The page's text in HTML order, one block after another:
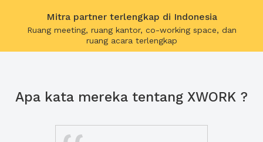
Mitra partner terlengkap di Indonesia
Ruang meeting, ruang kantor, co-working space, dan
ruang acara terlengkap
Apa kata mereka tentang XWORK ?